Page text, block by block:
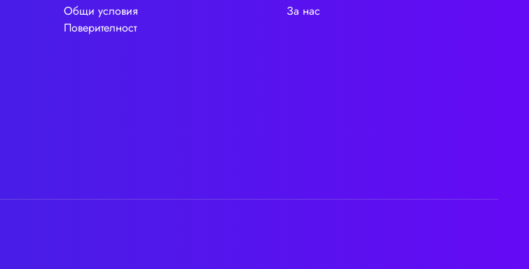
Общи условия
Поверителност
За нас